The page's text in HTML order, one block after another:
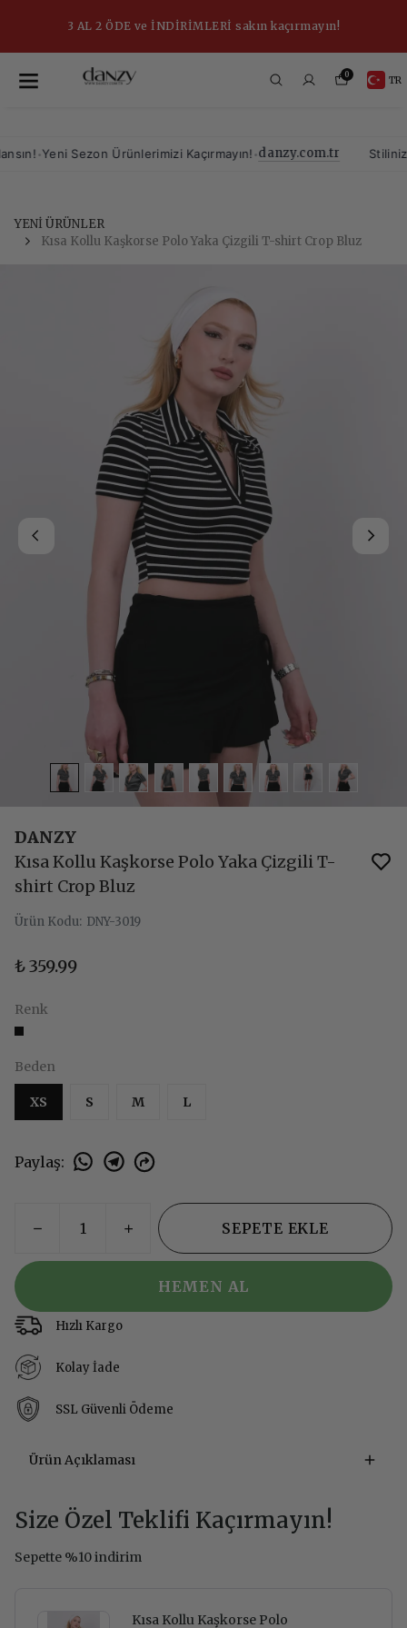
3 AL 2 ÖDE ve İNDİRİMLERİ sakın kaçırmayın!
0 TR
•Yeni Sezon Ürünlerimizi Kaçırmayın!•danzy.com.tr Stiliniz,
YENİ ÜRÜNLER
Kısa Kollu Kaşkorse Polo Yaka Çizgili T-shirt Crop Bluz
DANZY
Kısa Kollu Kaşkorse Polo Yaka Çizgili T-
shirt Crop Bluz
Ürün Kodu: DNY-3019
₺ 359.99
Renk
Beden
XS S M L
Paylaş:
SEPETE EKLE
HEMEN AL
Hızlı Kargo
Kolay İade
SSL Güvenli Ödeme
Ürün Açıklaması
Size Özel Teklifi Kaçırmayın!
Sepette %10 indirim
Kısa Kollu Kaşkorse Polo